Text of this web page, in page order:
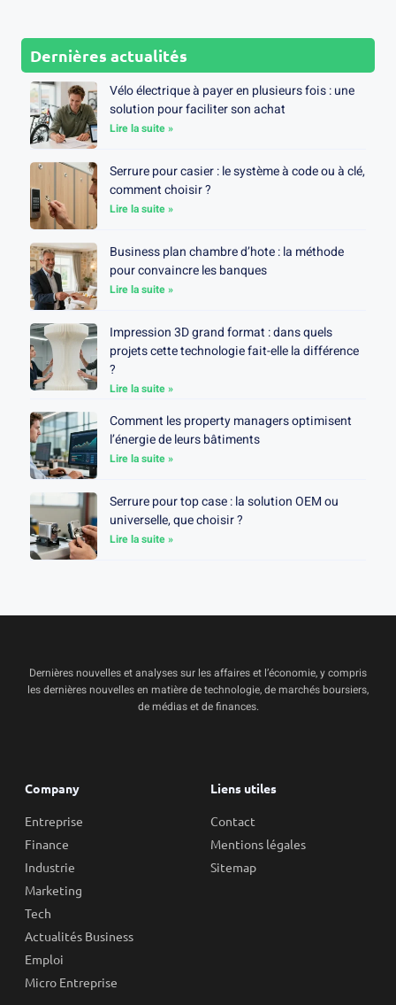
Dernières actualités
Vélo électrique à payer en plusieurs fois : une
solution pour faciliter son achat
Lire la suite »
Serrure pour casier : le système à code ou à clé,
comment choisir ?
Lire la suite »
Business plan chambre d’hote : la méthode
pour convaincre les banques
Lire la suite »
Impression 3D grand format : dans quels
projets cette technologie fait-elle la différence
?
Lire la suite »
Comment les property managers optimisent
l’énergie de leurs bâtiments
Lire la suite »
Serrure pour top case : la solution OEM ou
universelle, que choisir ?
Lire la suite »
Dernières nouvelles et analyses sur les affaires et l’économie, y compris
les dernières nouvelles en matière de technologie, de marchés boursiers,
de médias et de finances.
Company
Entreprise
Finance
Industrie
Marketing
Tech
Actualités Business
Emploi
Micro Entreprise
Liens utiles
Contact
Mentions légales
Sitemap